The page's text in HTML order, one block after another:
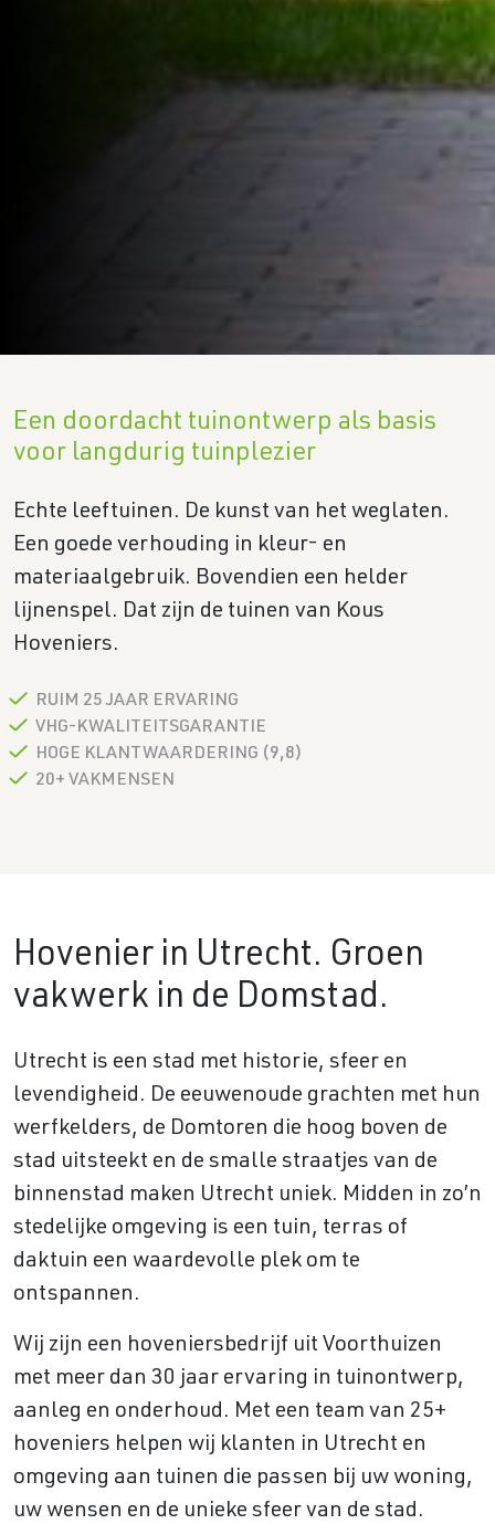
Een doordacht tuinontwerp als basis
voor langdurig tuinplezier
Echte leeftuinen. De kunst van het weglaten.
Een goede verhouding in kleur- en
materiaalgebruik. Bovendien een helder
lijnenspel. Dat zijn de tuinen van Kous
Hoveniers.
RUIM 25 JAAR ERVARING
VHG-KWALITEITSGARANTIE
HOGE KLANTWAARDERING (9,8)
20+ VAKMENSEN
Hovenier in Utrecht. Groen
vakwerk in de Domstad.
Utrecht is een stad met historie, sfeer en
levendigheid. De eeuwenoude grachten met hun
werfkelders, de Domtoren die hoog boven de
stad uitsteekt en de smalle straatjes van de
binnenstad maken Utrecht uniek. Midden in zo’n
stedelijke omgeving is een tuin, terras of
daktuin een waardevolle plek om te
ontspannen.
Wij zijn een hoveniersbedrijf uit Voorthuizen
met meer dan 30 jaar ervaring in tuinontwerp,
aanleg en onderhoud. Met een team van 25+
hoveniers helpen wij klanten in Utrecht en
omgeving aan tuinen die passen bij uw woning,
uw wensen en de unieke sfeer van de stad.